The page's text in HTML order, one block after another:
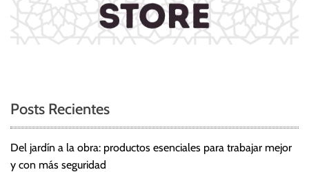
Posts Recientes
Del jardín a la obra: productos esenciales para trabajar mejor
y con más seguridad